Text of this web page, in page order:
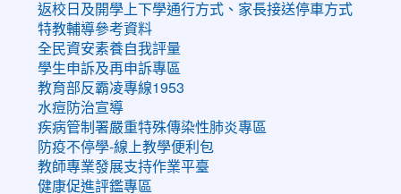
返校日及開學上下學通行方式、家長接送停車方式
特教輔導參考資料
全民資安素養自我評量
學生申訴及再申訴專區
教育部反霸凌專線1953
水痘防治宣導
疾病管制署嚴重特殊傳染性肺炎專區
防疫不停學-線上教學便利包
教師專業發展支持作業平臺
健康促進評鑑專區